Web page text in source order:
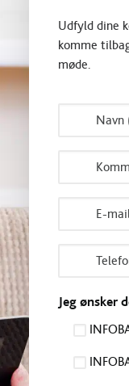
Udfyld dine
komme
møde.
*
Telefon *
Jeg ønsker